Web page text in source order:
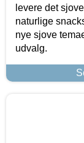
levere det
naturlige
nye sjove
udvalg.